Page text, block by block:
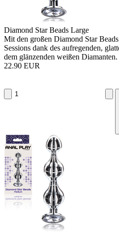
Diamond Star Beads Large
Mit den großen Diamond Star
Sessions dank des aufregenden,
dem glänzenden weißen Diamanten.
22.90 EUR